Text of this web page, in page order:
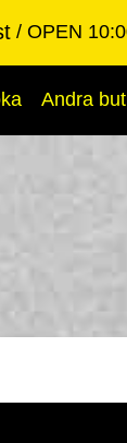
OPEN
Andra